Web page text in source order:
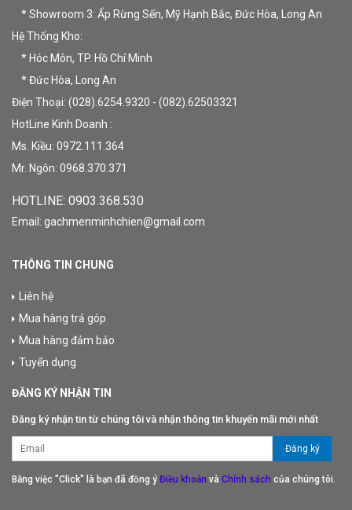
* Showroom 3: Ấp Rừng Sến, Mỹ Hạnh Bắc, Đức Hòa, Long An
Hệ Thống Kho:
* Hóc Môn, TP. Hồ Chí Minh
* Đức Hòa, Long An
Điện Thoại: (028).6254.9320 - (082).62503321
HotLine Kinh Doanh :
Ms. Kiều: 0972.111.364
Mr. Ngôn: 0968.370.371
HOTLINE: 0903.368.530
Email: gachmenminhchien@gmail.com
THÔNG TIN CHUNG
Liên hệ
Mua hàng trả góp
Mua hàng đảm bảo
Tuyển dụng
ĐĂNG KÝ NHẬN TIN
Đăng ký nhận tin từ chúng tôi và nhận thông tin khuyến mãi mới nhất
Bằng việc "Click" là bạn đã đồng ý Điều khoản và Chính sách của chúng tôi.